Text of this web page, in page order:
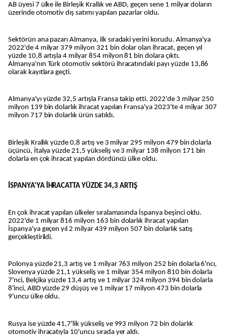
AB üyesi 7 ülke ile Birleşik Krallık ve ABD, geçen sene 1 milyar doların
üzerinde otomotiv dış satımı yapılan pazarlar oldu.
Sektörün ana pazarı Almanya, ilk sıradaki yerini korudu. Almanya'ya
2022'de 4 milyar 379 milyon 321 bin dolar olan ihracat, geçen yıl
yüzde 10,8 artışla 4 milyar 854 milyon 81 bin dolara çıktı.
Almanya'nın Türk otomotiv sektörü ihracatındaki payı yüzde 13,86
olarak kayıtlara geçti.
Almanya'yı yüzde 32,5 artışla Fransa takip etti. 2022'de 3 milyar 250
milyon 139 bin dolarlık ihracat yapılan Fransa'ya 2023'te 4 milyar 307
milyon 717 bin dolarlık ürün satıldı.
Birleşik Krallık yüzde 0,8 artış ve 3 milyar 295 milyon 479 bin dolarla
üçüncü, İtalya yüzde 21,5 yükseliş ve 3 milyar 138 milyon 171 bin
dolarla en çok ihracat yapılan dördüncü ülke oldu.
İSPANYA'YA İHRACATTA YÜZDE 34,3 ARTIŞ
En çok ihracat yapılan ülkeler sıralamasında İspanya beşinci oldu.
2022'de 1 milyar 816 milyon 163 bin dolarlık ihracat yapılan
İspanya'ya geçen yıl 2 milyar 439 milyon 507 bin dolarlık satış
gerçekleştirildi.
Polonya yüzde 21,3 artış ve 1 milyar 763 milyon 252 bin dolarla 6'ncı,
Slovenya yüzde 21,1 yükseliş ve 1 milyar 354 milyon 810 bin dolarla
7'nci, Belçika yüzde 13,4 artış ve 1 milyar 324 milyon 394 bin dolarla
8'inci, ABD yüzde 29 düşüş ve 1 milyar 17 milyon 473 bin dolarla
9'uncu ülke oldu.
Rusya ise yüzde 41,7'lik yükseliş ve 993 milyon 72 bin dolarlık
otomotiv ihracatıyla 10'uncu sırada yer aldı.